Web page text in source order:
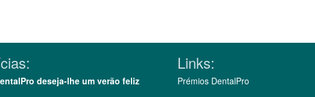
deseja-lhe um verão feliz
Links:
Prémios DentalPro